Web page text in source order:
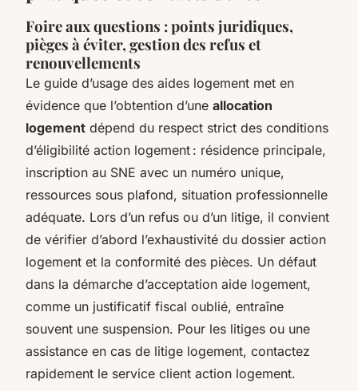
Foire aux questions : points juridiques,
pièges à éviter, gestion des refus et
renouvellements
Le guide d’usage des aides logement met en
évidence que l’obtention d’une allocation
logement dépend du respect strict des conditions
d’éligibilité action logement : résidence principale,
inscription au SNE avec un numéro unique,
ressources sous plafond, situation professionnelle
adéquate. Lors d’un refus ou d’un litige, il convient
de vérifier d’abord l’exhaustivité du dossier action
logement et la conformité des pièces. Un défaut
dans la démarche d’acceptation aide logement,
comme un justificatif fiscal oublié, entraîne
souvent une suspension. Pour les litiges ou une
assistance en cas de litige logement, contactez
rapidement le service client action logement.